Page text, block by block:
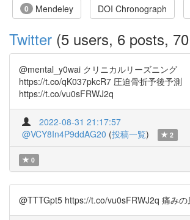
0 Mendeley DOI Chronograph
Twitter (5 users, 6 posts,
@mental_y0wai クリニカルリーズニング
https://t.co/qK037pkcR7 圧迫骨折予後予測
https://t.co/vu0sFRWJ2q
2022-08-31 21:17:57
@VCY8In4P9ddAG20 (投稿一覧) 2
0
@TTTGpt5 https://t.co/vu0sFRWJ2q 痛みの